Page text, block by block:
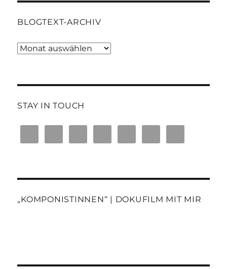
BLOGTEXT-ARCHIV
Blogtext-
STAY IN TOUCH
„KOMPONISTINNEN“ | DOKUFILM MIT MIR